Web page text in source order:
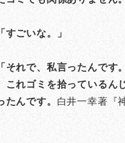
すごいな。」
それで、私言ったんです
これゴミを拾っているん
たんです。 白井一幸著『